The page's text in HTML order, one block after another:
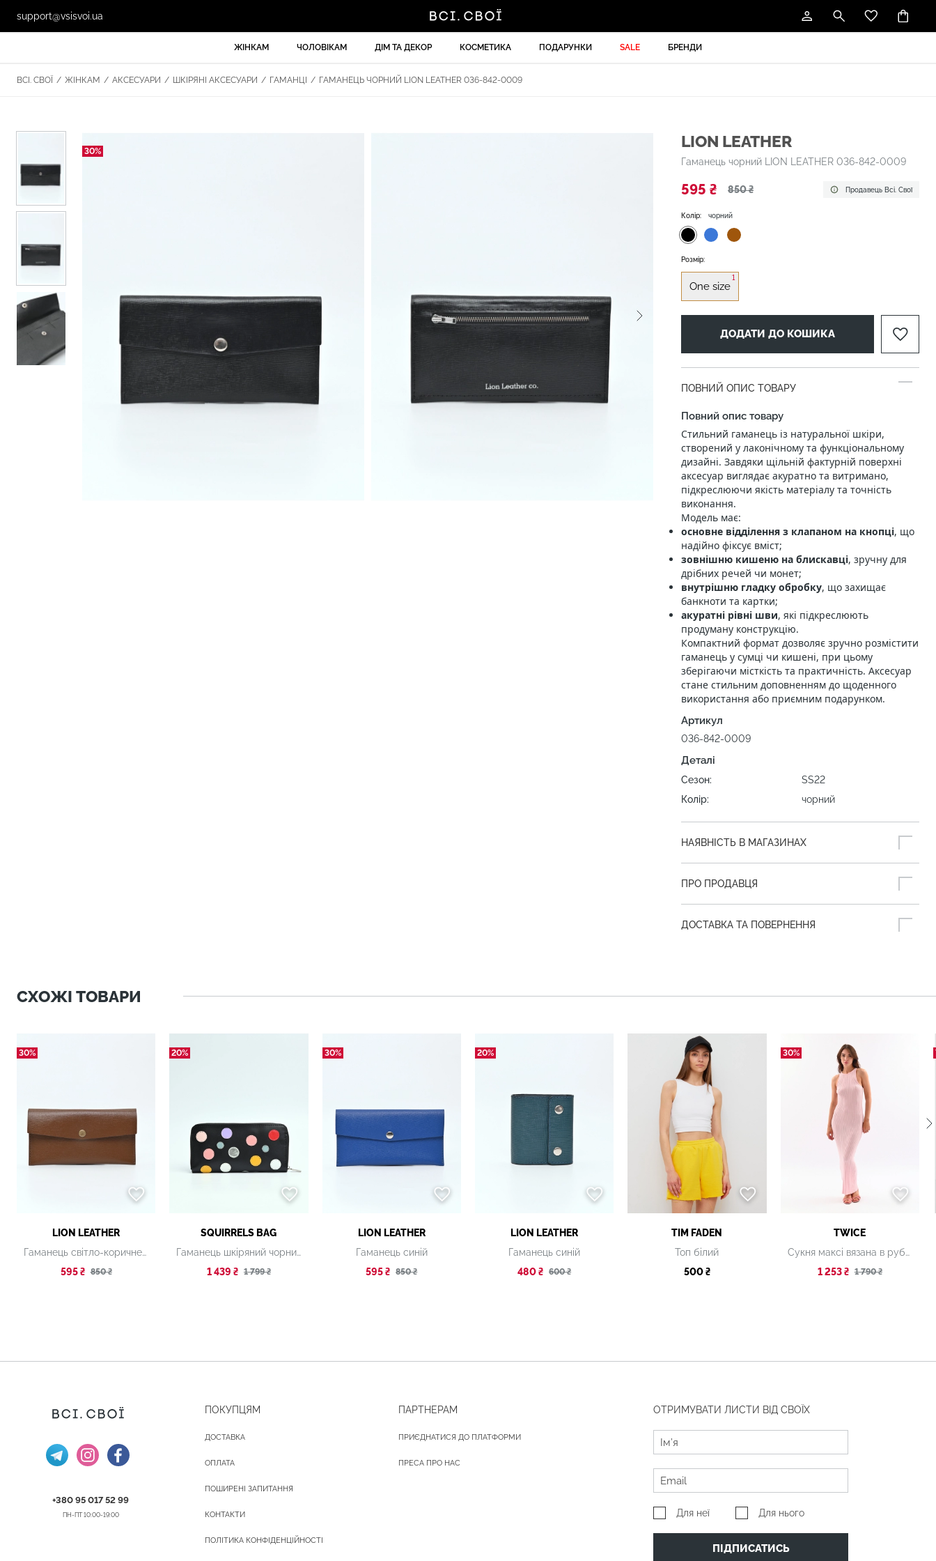
support@vsisvoi.ua
ЖІНКАМ ЧОЛОВІКАМ ДІМ ТА ДЕКОР КОСМЕТИКА ПОДАРУНКИ SALE БРЕНДИ
ВСІ. СВОЇ / ЖІНКАМ / АКСЕСУАРИ / ШКІРЯНІ АКСЕСУАРИ / ГАМАНЦІ / ГАМАНЕЦЬ ЧОРНИЙ LION LEATHER 036-842-0009
30%
LION LEATHER
Гаманець чорний LION LEATHER 036-842-0009
595 ₴ 850 ₴ Продавець Всі. Свої
Колір: чорний
Розмір:
One size
1
ДОДАТИ ДО КОШИКА
ПОВНИЙ ОПИС ТОВАРУ
Повний опис товару
Стильний гаманець із натуральної шкіри,
створений у лаконічному та функціональному
дизайні. Завдяки щільній фактурній поверхні
аксесуар виглядає акуратно та витримано,
підкреслюючи якість матеріалу та точність
виконання.
Модель має:
основне відділення з клапаном на кнопці, що
надійно фіксує вміст;
зовнішню кишеню на блискавці, зручну для
дрібних речей чи монет;
внутрішню гладку обробку, що захищає
банкноти та картки;
акуратні рівні шви, які підкреслюють
продуману конструкцію.
Компактний формат дозволяє зручно розмістити
гаманець у сумці чи кишені, при цьому
зберігаючи місткість та практичність. Аксесуар
стане стильним доповненням до щоденного
використання або приємним подарунком.
Артикул
036-842-0009
Деталі
Сезон:
SS22
Колір:
чорний
НАЯВНІСТЬ В МАГАЗИНАХ
ПРО ПРОДАВЦЯ
ДОСТАВКА ТА ПОВЕРНЕННЯ
СХОЖІ ТОВАРИ
30%
LION LEATHER
Гаманець світло-коричневий
595 ₴ 850 ₴
20%
SQUIRRELS BAG
Гаманець шкіряний чорний кольоровими елементами
1 439 ₴ 1 799 ₴
30%
LION LEATHER
Гаманець синій
595 ₴ 850 ₴
20%
LION LEATHER
Гаманець синій
480 ₴ 600 ₴
TIM FADEN
Топ білий
500 ₴
30%
TWICE
Сукня максі вязана в рубчик рожева
1 253 ₴ 1 790 ₴
+380 95 017 52 99
ПН-ПТ 10:00-19:00
ПОКУПЦЯМ
ДОСТАВКА
ОПЛАТА
ПОШИРЕНІ ЗАПИТАННЯ
КОНТАКТИ
ПОЛІТИКА КОНФІДЕНЦІЙНОСТІ
ПАРТНЕРАМ
ПРИЄДНАТИСЯ ДО ПЛАТФОРМИ
ПРЕСА ПРО НАС
ОТРИМУВАТИ ЛИСТИ ВІД СВОЇХ
Для неї Для нього
ПІДПИСАТИСЬ